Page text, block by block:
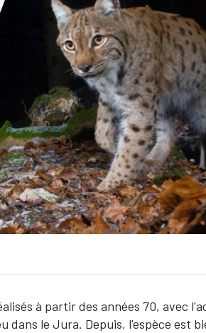
à partir des années 70, avec
dans le Jura. Depuis, l'espèce est